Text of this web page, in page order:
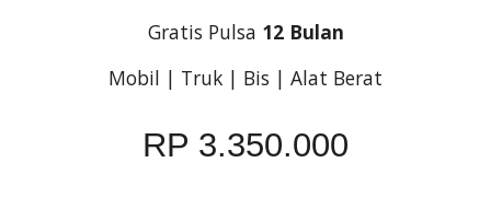
Gratis Pulsa 12 Bulan
Mobil | Truk | Bis | Alat Berat
RP 3.350.000